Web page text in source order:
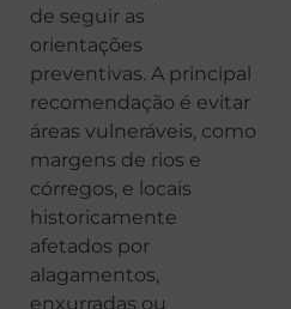
de seguir as
orientações
preventivas. A principal
recomendação é evitar
áreas vulneráveis, como
margens de rios e
córregos, e locais
historicamente
afetados por
alagamentos,
enxurradas ou